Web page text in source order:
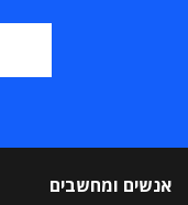
אנשים ומחשבים